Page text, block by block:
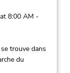
8:00 AM -
trouve dans
du